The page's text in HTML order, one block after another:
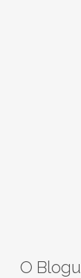
O Blogu